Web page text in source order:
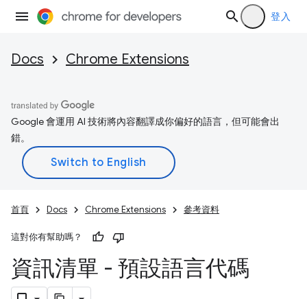
登入
Docs Chrome Extensions
Google 會運用 AI 技術將內容翻譯成你偏好的語言，但可能會出
錯。
首頁 Docs Chrome Extensions 參考資料
這對你有幫助嗎？
資訊清單 - 預設語言代碼